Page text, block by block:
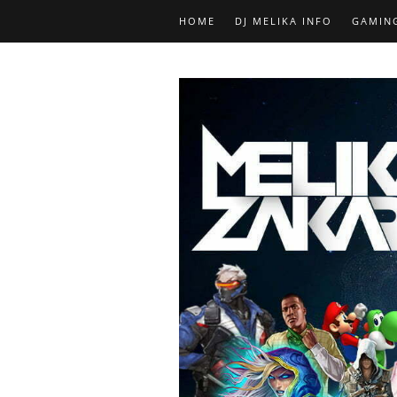
HOME DJ MELIKA INFO